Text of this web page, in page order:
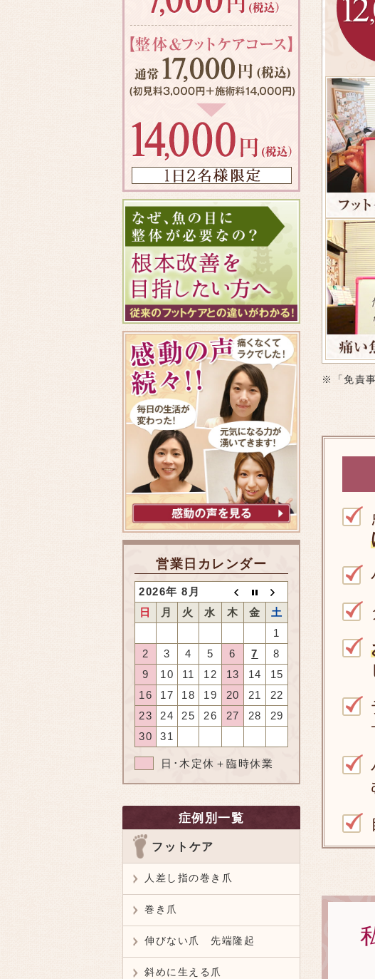
※「免責
営業日カレンダー
2026年 8月
日
月 火 水 木 金
土
1
2
3 4 5 6 7
8
9
10 11 12 13 14
15
16
17 18 19 20 21
22
23
24 25 26 27 28
29
30
31
日･木定休＋臨時休業
症例別一覧
フットケア
人差し指の巻き爪
巻き爪
伸びない爪 先端隆起
斜めに生える爪